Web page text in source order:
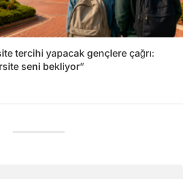
tercihi yapacak gençlere çağrı:
seni bekliyor”